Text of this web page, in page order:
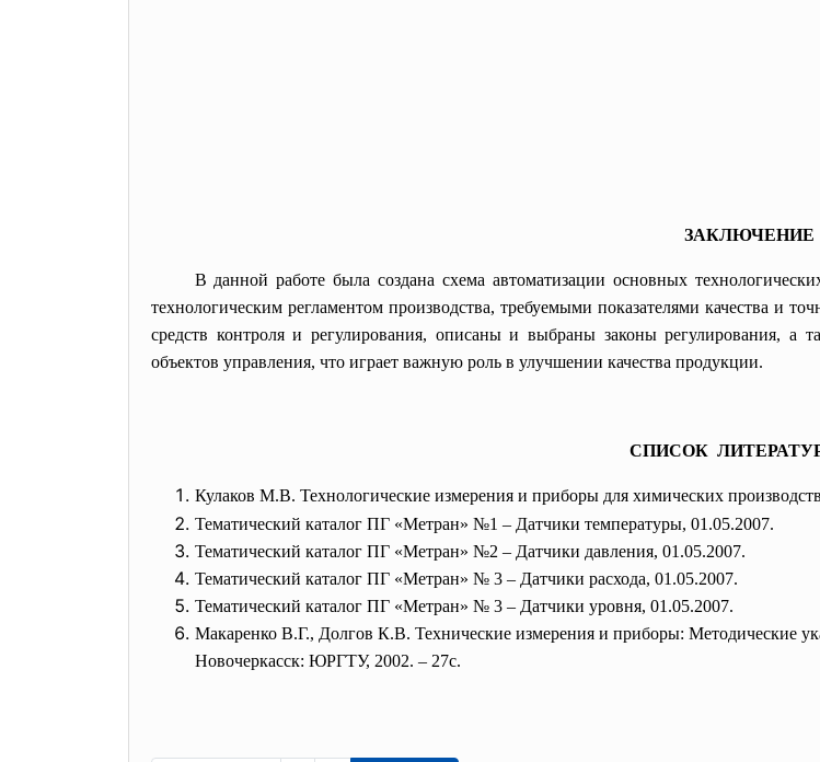
ЗАКЛЮЧЕНИЕ
В данной работе была создана схема автоматизации основных
технологическим регламентом производства, требуемыми показателями качества и
средств контроля и регулирования, описаны и выбраны законы регулирования, а
объектов управления, что играет важную роль в улучшении качества продукции.
СПИСОК
Кулаков М.В. Технологические измерения и приборы для химических
Тематический каталог ПГ «Метран» №1 – Датчики температуры, 01.05.2007.
Тематический каталог ПГ «Метран» №2 – Датчики давления, 01.05.2007.
Тематический каталог ПГ «Метран» № 3 – Датчики расхода, 01.05.2007.
Тематический каталог ПГ «Метран» № 3 – Датчики уровня, 01.05.2007.
Макаренко В.Г., Долгов К.В. Технические измерения и приборы: Методические
Новочеркасск: ЮРГТУ, 2002. – 27с.